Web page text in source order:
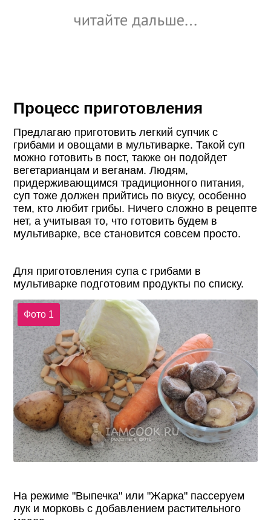
Процесс приготовления
Предлагаю приготовить легкий супчик с
грибами и овощами в мультиварке. Такой суп
можно готовить в пост, также он подойдет
вегетарианцам и веганам. Людям,
придерживающимся традиционного питания,
суп тоже должен прийтись по вкусу, особенно
тем, кто любит грибы. Ничего сложно в рецепте
нет, а учитывая то, что готовить будем в
мультиварке, все становится совсем просто.
Для приготовления супа с грибами в
мультиварке подготовим продукты по списку.
Фото 1
На режиме "Выпечка" или "Жарка" пассеруем
лук и морковь с добавлением растительного